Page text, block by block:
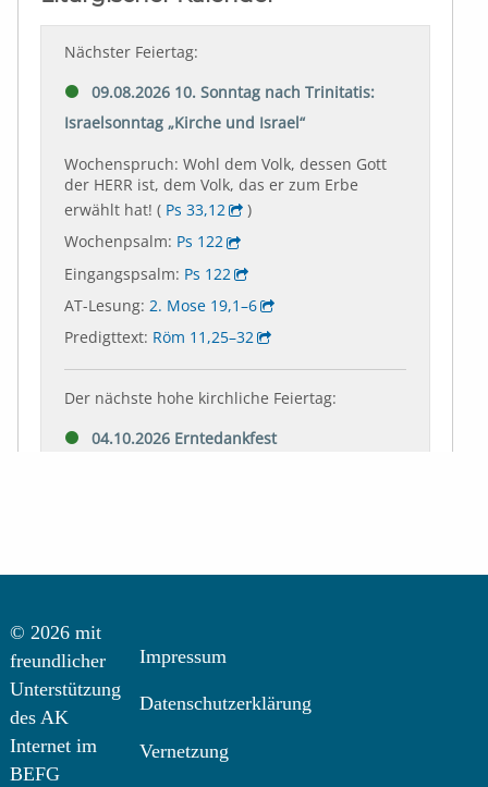
© 2026 mit
freundlicher
Unterstützung
des AK
Internet im
BEFG
Impressum
Datenschutzerklärung
Vernetzung